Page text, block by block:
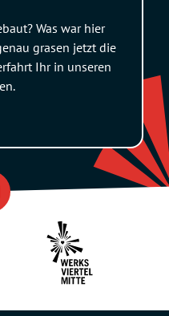
Partner
Was war hier
grasen jetzt die
Ihr in unseren